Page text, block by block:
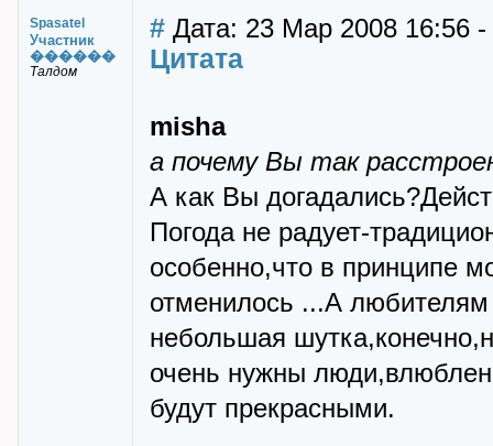
Spasatel
Участник
������
Талдом
# Дата: 23 Мар 2008 16:56
Цитата
misha
а почему Вы так
А как Вы
Погода не радует-
особенно,что в принципе
отменилось ...А любителям
небольшая
очень нужны
будут прекрасными.